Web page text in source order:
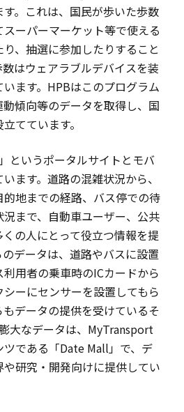
。これは、国民が歩いた歩数
ーパーマーケット等で使える
、抽選に参加したりすること
はウェアラブルデバイスを装
ます。HPBはこのプログラム
傾向等のデータを取得し、国
てています。
というポータルサイトとモバ
ます。道路の混雑状況から、
地までの経路、バス停での待
まで、自動車ユーザー、公共
の人にとって役立つ情報を提
データは、道路やバスに設置
用者の乗車時のICカードから
ーにセンサーを設置してもら
データの提供を受けているそ
大なデータは、MyTransport
である「Date Mall」で、デ
研究・開発向けに提供してい